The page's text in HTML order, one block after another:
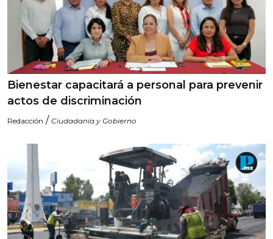
Bienestar capacitará a personal para prevenir
actos de discriminación
Redacción / Ciudadanía y Gobierno